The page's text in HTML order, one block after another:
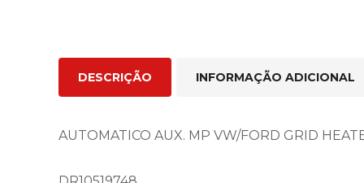
DESCRIÇÃO INFORMAÇÃO ADICIONAL
AUTOMATICO AUX. MP VW/FORD GRID